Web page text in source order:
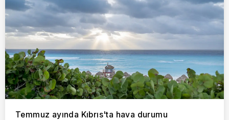
Temmuz ayında Kıbrıs'ta hava durumu